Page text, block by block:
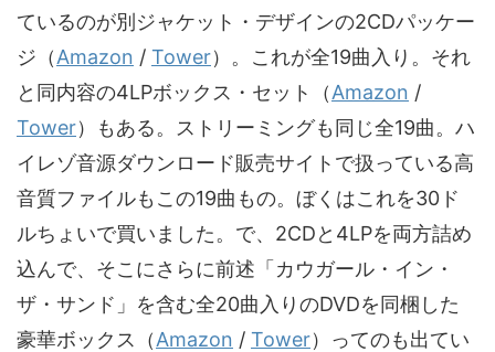
ているのが別ジャケット・デザインの2CDパッケー
ジ（Amazon / Tower）。これが全19曲入り。それ
と同内容の4LPボックス・セット（Amazon /
Tower）もある。ストリーミングも同じ全19曲。ハ
イレゾ音源ダウンロード販売サイトで扱っている高
音質ファイルもこの19曲もの。ぼくはこれを30ド
ルちょいで買いました。で、2CDと4LPを両方詰め
込んで、そこにさらに前述「カウガール・イン・
ザ・サンド」を含む全20曲入りのDVDを同梱した
豪華ボックス（Amazon / Tower）ってのも出てい